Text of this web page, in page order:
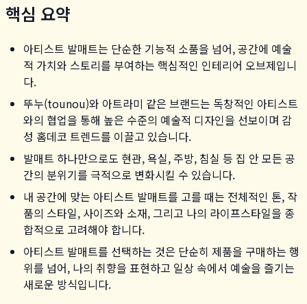
핵심 요약
아티스트 발매트는 단순한 기능적 소품을 넘어, 공간에 예술
적 가치와 스토리를 부여하는 핵심적인 인테리어 오브제입니
다.
뚜누(tounou)와 아트라미 같은 브랜드는 독창적인 아티스트
와의 협업을 통해 높은 수준의 예술적 디자인을 선보이며 감
성 홈데코 트렌드를 이끌고 있습니다.
발매트 하나만으로도 현관, 욕실, 주방, 침실 등 집 안 모든 공
간의 분위기를 극적으로 변화시킬 수 있습니다.
내 공간에 맞는 아티스트 발매트를 고를 때는 전체적인 톤, 작
품의 스타일, 사이즈와 소재, 그리고 나의 라이프스타일을 종
합적으로 고려해야 합니다.
아티스트 발매트를 선택하는 것은 단순히 제품을 구매하는 행
위를 넘어, 나의 취향을 표현하고 일상 속에서 예술을 즐기는
새로운 방식입니다.